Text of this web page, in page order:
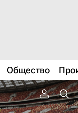
Общество